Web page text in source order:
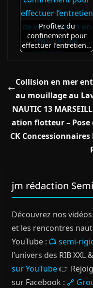
Profitez du
confinement pour
effectuer l’entretien…
Collision en mer
au mouillage au
NAUTIC 13
ation flotteur – Pose
CK Concessionnaires
jm rédaction
Découvrez nos
et les rencontres
YouTube : 📺 semi-
l’univers des RIB XXL
sur YouTube👉
sur Facebook : 🔗